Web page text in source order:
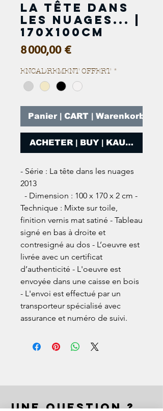
La tête dans
les nuages... |
170x100cm
8 000,00 €Prix
ENCADREMENT OFFERT *
Panier | CART | Warenkorb
ACHETER | BUY | KAUFEN
- Série : La tête dans les nuages
2013
Technique : Mixte sur toile,
finition vernis mat satiné - Tableau
signé en bas à droite et
contresigné au dos - L’oeuvre est
livrée avec un certificat
d’authenticité - L'oeuvre est
envoyée dans une caisse en bois
- L'envoi est effectué par un
transporteur spécialisé avec
assurance et numéro de suivi.
UNE QUESTION ?